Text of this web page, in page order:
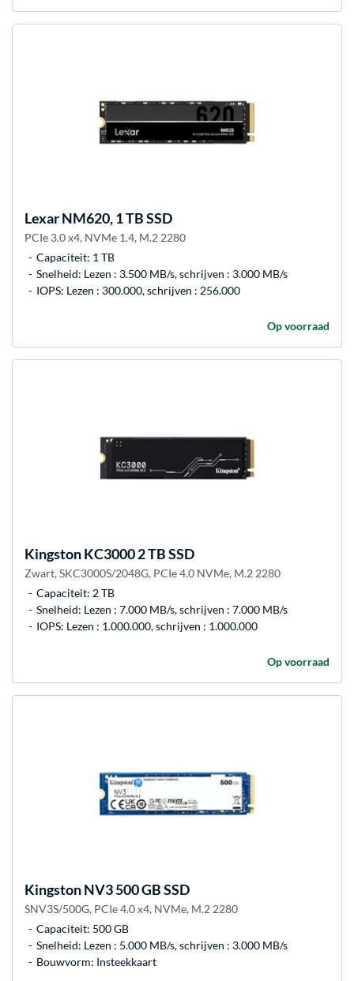
LexarNM620, 1 TB SSD
PCIe 3.0 x4, NVMe 1.4, M.2 2280
Capaciteit: 1 TB
Snelheid: Lezen : 3.500 MB/s, schrijven : 3.000 MB/s
IOPS: Lezen : 300.000, schrijven : 256.000
Op voorraad
KingstonKC3000 2 TB SSD
Zwart, SKC3000S/2048G, PCIe 4.0 NVMe, M.2 2280
Capaciteit: 2 TB
Snelheid: Lezen : 7.000 MB/s, schrijven : 7.000 MB/s
IOPS: Lezen : 1.000.000, schrijven : 1.000.000
Op voorraad
KingstonNV3 500 GB SSD
SNV3S/500G, PCIe 4.0 x4, NVMe, M.2 2280
Capaciteit: 500 GB
Snelheid: Lezen : 5.000 MB/s, schrijven : 3.000 MB/s
Bouwvorm: Insteekkaart